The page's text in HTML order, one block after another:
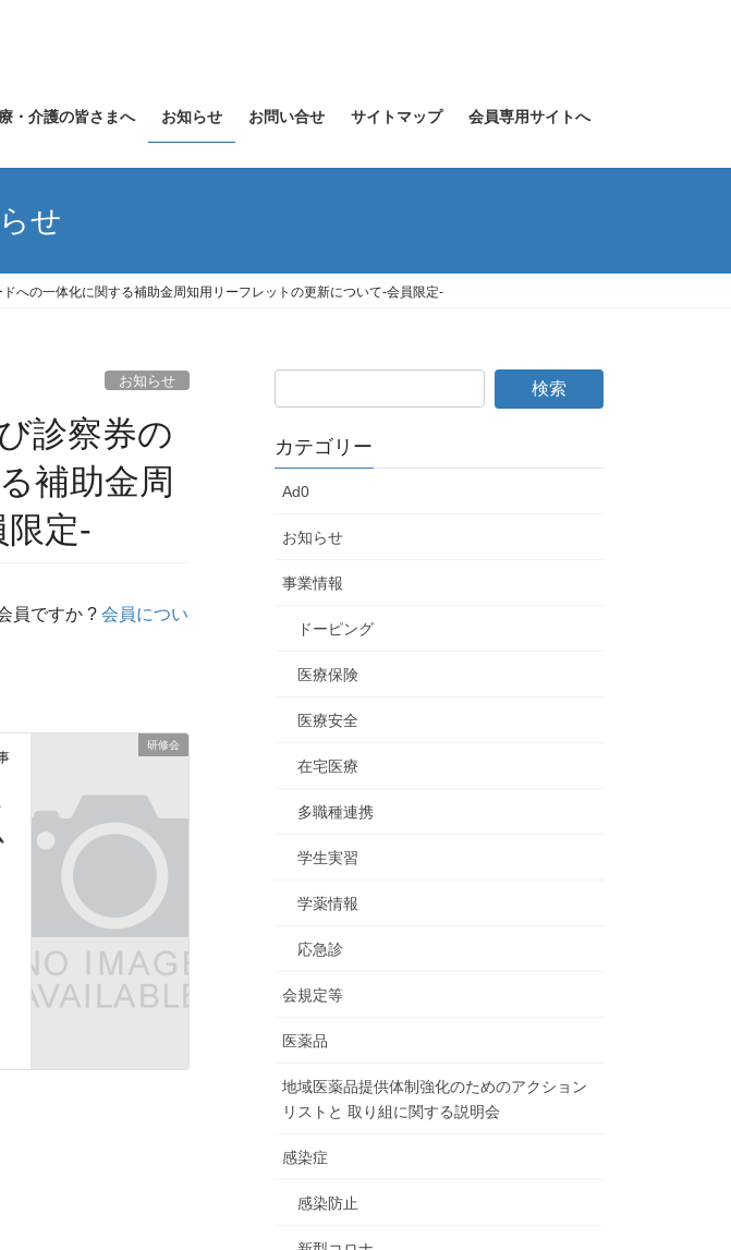
・介護の皆さまへ お知らせ お問い合せ サイトマップ 会員専用サイトへ
せ
への一体化に関する補助金周知用リーフレットの更新について-会員限定-
お知らせ
診察券の
補助金周
定-
員ですか ? 会員につい
研修会
カテゴリー
Ad0
お知らせ
事業情報
ドーピング
医療保険
医療安全
在宅医療
多職種連携
学生実習
学薬情報
応急診
会規定等
医薬品
地域医薬品提供体制強化のためのアクション
リストと 取り組に関する説明会
感染症
感染防止